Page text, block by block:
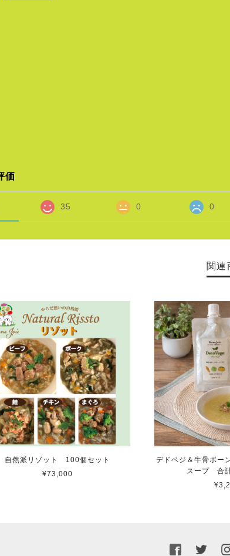
価
35 0 0
関連
自然派リゾット 100個セット
¥73,000
デドベジ＆牛骨ボー
スープ 合